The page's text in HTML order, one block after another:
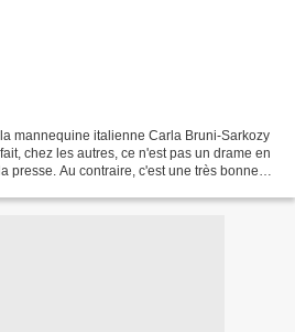
mannequine italienne Carla Bruni-Sarkozy
chez les autres, ce n'est pas un drame en
presse. Au contraire, c'est une très bonne